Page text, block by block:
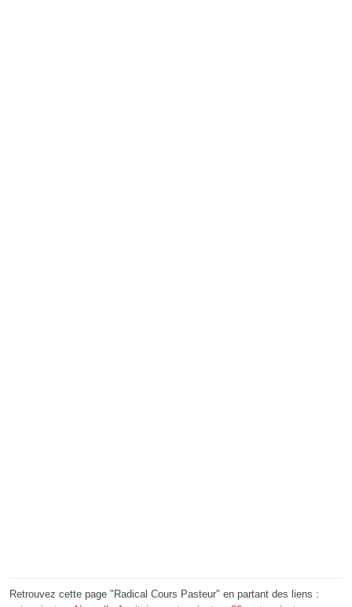
Retrouvez cette page "Radical Cours Pasteur" en partant des liens :